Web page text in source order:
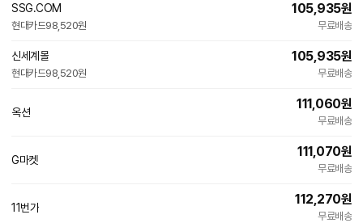
SSG.COM
현대카드98,520원
105,935원
무료배송
신세계몰
현대카드98,520원
105,935원
무료배송
옥션
111,060원
무료배송
G마켓
111,070원
무료배송
11번가
112,270원
무료배송